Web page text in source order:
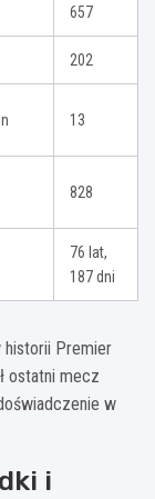
657
202
13
828
76 lat,
187 dni
historii Premier
ostatni mecz
w
i